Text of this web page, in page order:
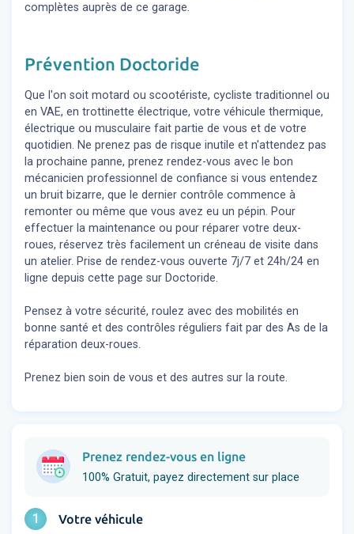
complètes auprès de ce garage.
Prévention Doctoride
Que l'on soit motard ou scootériste, cycliste traditionnel ou
en VAE, en trottinette électrique, votre véhicule thermique,
électrique ou musculaire fait partie de vous et de votre
quotidien. Ne prenez pas de risque inutile et n'attendez pas
la prochaine panne, prenez rendez-vous avec le bon
mécanicien professionnel de confiance si vous entendez
un bruit bizarre, que le dernier contrôle commence à
remonter ou même que vous avez eu un pépin. Pour
effectuer la maintenance ou pour réparer votre deux-
roues, réservez très facilement un créneau de visite dans
un atelier. Prise de rendez-vous ouverte 7j/7 et 24h/24 en
ligne depuis cette page sur Doctoride.
Pensez à votre sécurité, roulez avec des mobilités en
bonne santé et des contrôles réguliers fait par des As de la
réparation deux-roues.
Prenez bien soin de vous et des autres sur la route.
Prenez rendez-vous en ligne
100% Gratuit, payez directement sur place
1 Votre véhicule